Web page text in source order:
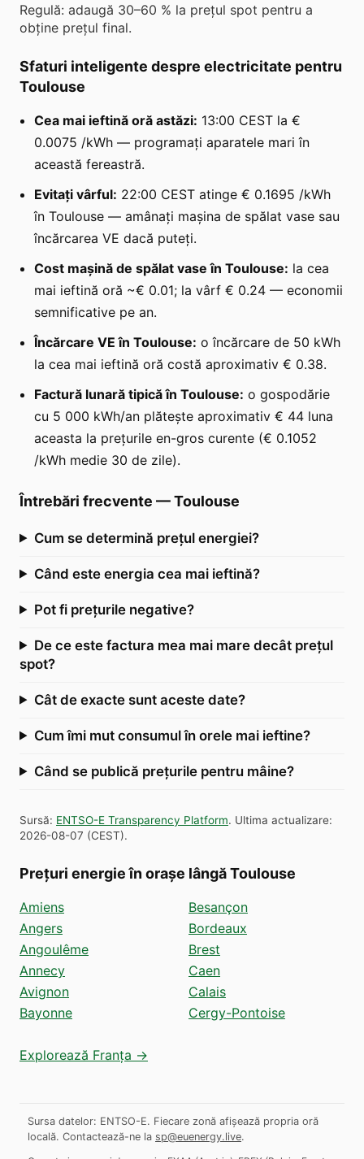
Regulă: adaugă 30–60 % la prețul spot pentru a
obține prețul final.
Sfaturi inteligente despre electricitate pentru
Toulouse
Cea mai ieftină oră astăzi: 13:00 CEST la €
0.0075 /kWh — programați aparatele mari în
această fereastră.
Evitați vârful: 22:00 CEST atinge € 0.1695 /kWh
în Toulouse — amânați mașina de spălat vase sau
încărcarea VE dacă puteți.
Cost mașină de spălat vase în Toulouse: la cea
mai ieftină oră ~€ 0.01; la vârf € 0.24 — economii
semnificative pe an.
Încărcare VE în Toulouse: o încărcare de 50 kWh
la cea mai ieftină oră costă aproximativ € 0.38.
Factură lunară tipică în Toulouse: o gospodărie
cu 5 000 kWh/an plătește aproximativ € 44 luna
aceasta la prețurile en-gros curente (€ 0.1052
/kWh medie 30 de zile).
Întrebări frecvente —Toulouse
Cum se determină prețul energiei?
Când este energia cea mai ieftină?
Pot fi prețurile negative?
De ce este factura mea mai mare decât prețul
spot?
Cât de exacte sunt aceste date?
Cum îmi mut consumul în orele mai ieftine?
Când se publică prețurile pentru mâine?
Sursă: ENTSO-E Transparency Platform. Ultima actualizare:
2026-08-07 (CEST).
Prețuri energie în orașe lângă Toulouse
Amiens
Angers
Angoulême
Annecy
Avignon
Bayonne
Besançon
Bordeaux
Brest
Caen
Calais
Cergy-Pontoise
Explorează Franța →
Sursa datelor: ENTSO-E. Fiecare zonă afișează propria oră
locală. Contactează-ne la sp@euenergy.live.